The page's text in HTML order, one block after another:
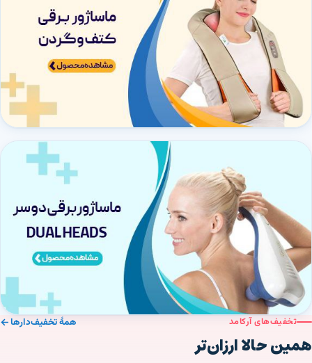
تخفیف‌های آرکامد
همین حالا ارزان‌تر
همهٔ تخفیف‌دارها